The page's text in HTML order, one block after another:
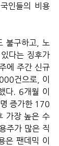
인들의 비용
불구하고, 노
다는 징후가
에 주간 신규
건으로, 이
다. 6개월 이
증가한 170
가장 높은 수
주가 많은 직
은 팬데믹 이